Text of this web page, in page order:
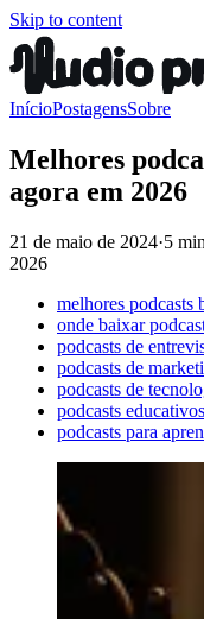
Skip to content
InícioPostagensSobre
Melhores
agora em 2026
21 de maio de 2024·5
2026
melhores podcasts
onde baixar
podcasts de
podcasts de
podcasts de
podcasts
podcasts para